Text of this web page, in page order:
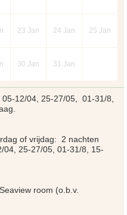
23 Jan 24 Jan 25 Jan
30 Jan 31 Jan
05-12/04, 25-27/05, 01-31/8,
of vrijdag: 2 nachten
25-27/05, 01-31/8, 15-
room (o.b.v.